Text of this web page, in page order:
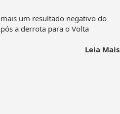
um resultado negativo do
a derrota para o Volta
Leia Mais